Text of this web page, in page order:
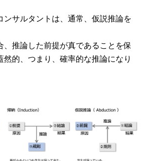
ンサルタントは、通常、仮説推論を
、推論した前提が真であることを保
然的、つまり、確率的な推論になり